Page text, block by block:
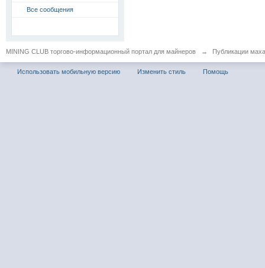
Все сообщения
MINING CLUB торгово-информационный портал для майнеров → Публикации
Использовать мобильную версию Изменить стиль Помощь